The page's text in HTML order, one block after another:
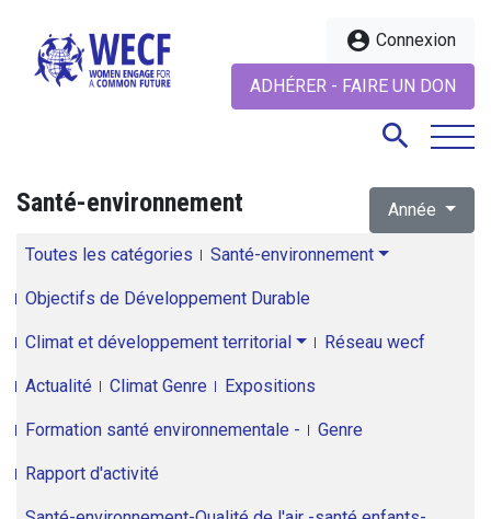
account_circle Connexion
ADHÉRER - FAIRE UN DON
search
Santé-environnement Année
Toutes les catégories Santé-environnement
Objectifs de Développement Durable
Climat et développement territorial Réseau wecf
Actualité Climat Genre Expositions
Formation santé environnementale - Genre
Rapport d'activité